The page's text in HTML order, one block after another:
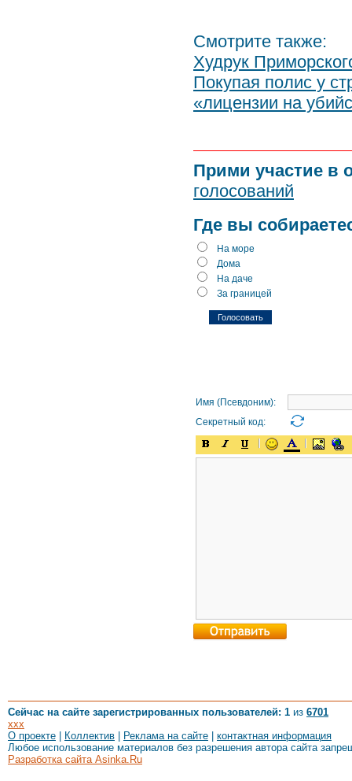
Смотрите также:
Худрук
Покупая полис у
«лицензии на
Прими участие в
голосований
Где вы
На море
Дома
На даче
За границей
Имя (Псевдоним):
Секретный код:
Сейчас на сайте зарегистрированных пользователей: 1 из 6701
xxx
О проекте
Коллектив Реклама на сайте
контактная информация
Любое использование материалов без разрешения автора сайта
Разработка сайта Asinka.Ru